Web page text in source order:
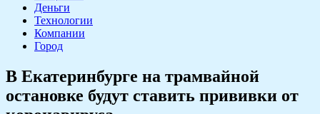
Деньги
Технологии
Компании
Город
​В Екатеринбурге на трамвайной
остановке будут ставить прививки от